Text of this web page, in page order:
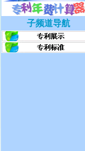
子频道导航